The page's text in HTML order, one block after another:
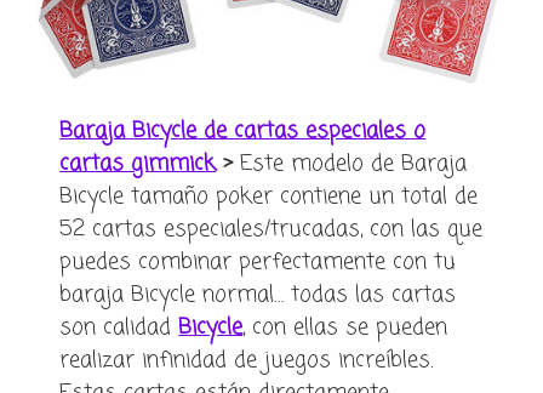
Baraja Bicycle de cartas especiales o
cartas gimmick>Este modelo de Baraja
Bicycle tamaño poker contiene un total de
52 cartas especiales/trucadas, con las que
puedes combinar perfectamente con tu
baraja Bicycle normal… todas las cartas
son calidadBicycle, con ellas se pueden
realizar infinidad de juegos increíbles.